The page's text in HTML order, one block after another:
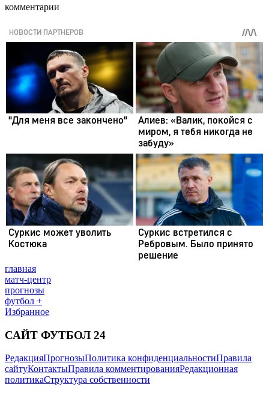
комментарии
главная
матч-центр
прогнозы
футбол +
Избранное
САЙТ ФУТБОЛ 24
РедакцияПрогнозыПолитика конфиденциальностиПравила
сайтуКонтактыПравила комментированияРедакционная
политикаСтруктура собственности